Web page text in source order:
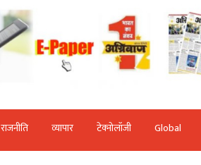
राजनीति व्‍यापार टेक्‍नोलॉजी Global